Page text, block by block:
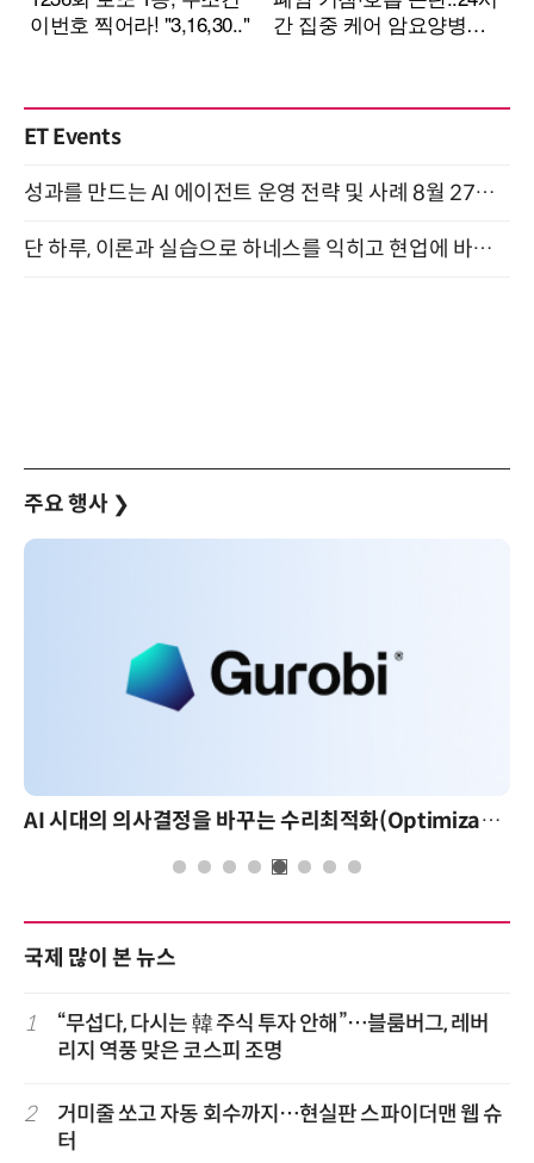
ET Events
성과를 만드는 AI 에이전트 운영 전략 및 사례 8월 27일 개최
단 하루, 이론과 실습으로 하네스를 익히고 현업에 바로 쓰는 핸즈온 워크숍 (8/20)
주요 행사 ❯
AI 시대의 의사결정을 바꾸는 수리최적화(Optimization): 실제 산업 적용 사례와 활용 전략
국제 많이 본 뉴스
1
“무섭다, 다시는 韓 주식 투자 안해”…블룸버그, 레버
리지 역풍 맞은 코스피 조명
2
거미줄 쏘고 자동 회수까지…현실판 스파이더맨 웹 슈
터